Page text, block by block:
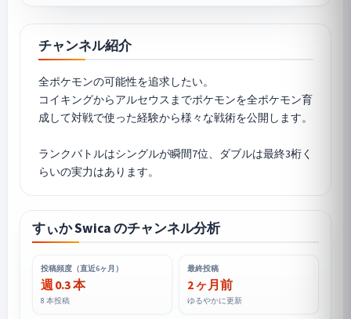
チャンネル紹介
全ポケモンの可能性を追求したい。
コイキングからアルセウスまでポケモンを全ポケモン育
成して対戦で使った経験から様々な戦術を公開します。
ランクバトルはシングルが瞬間7位、ダブルは最終3桁く
すぃか Swica のチャンネル分析
投稿頻度（直近6ヶ月）
週 0.3 本
8 本投稿
最終投稿
2 ヶ月前
ゆるやかに更新